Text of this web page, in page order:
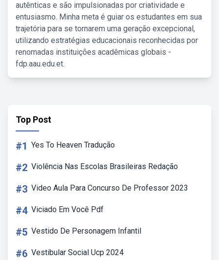
autênticas e são impulsionadas por criatividade e
entusiasmo. Minha meta é guiar os estudantes em sua
trajetória para se tornarem uma geração excepcional,
utilizando estratégias educacionais reconhecidas por
renomadas instituições acadêmicas globais -
fdp.aau.edu.et.
Top Post
#1 Yes To Heaven Tradução
#2 Violência Nas Escolas Brasileiras Redação
#3 Video Aula Para Concurso De Professor 2023
#4 Viciado Em Você Pdf
#5 Vestido De Personagem Infantil
#6 Vestibular Social Ucp 2024